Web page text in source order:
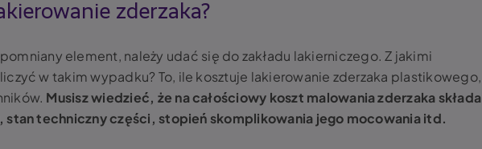
zderzaka?
element, należy udać się do zakładu lakierniczego. Z jakimi
w takim wypadku? To, ile kosztuje lakierowanie zderzaka plastikowego,
Musisz wiedzieć, że na całościowy koszt malowania zderzaka składa
stan techniczny części, stopień skomplikowania jego mocowania itd.